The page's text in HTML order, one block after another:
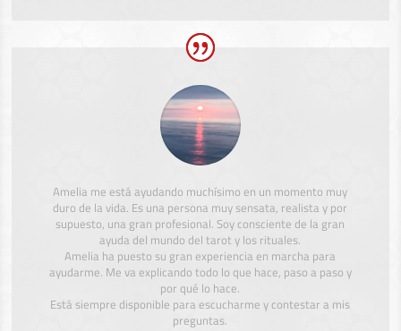
Amelia me está ayudando muchísimo en un momento muy
duro de la vida. Es una persona muy sensata, realista y por
supuesto, una gran profesional. Soy consciente de la gran
ayuda del mundo del tarot y los rituales.
Amelia ha puesto su gran experiencia en marcha para
ayudarme. Me va explicando todo lo que hace, paso a paso y
por qué lo hace.
Está siempre disponible para escucharme y contestar a mis
preguntas.